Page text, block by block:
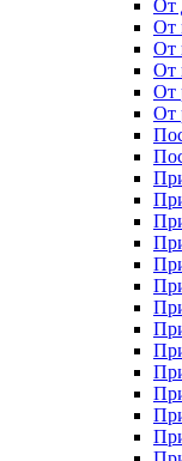
От
От
От
От
От
От